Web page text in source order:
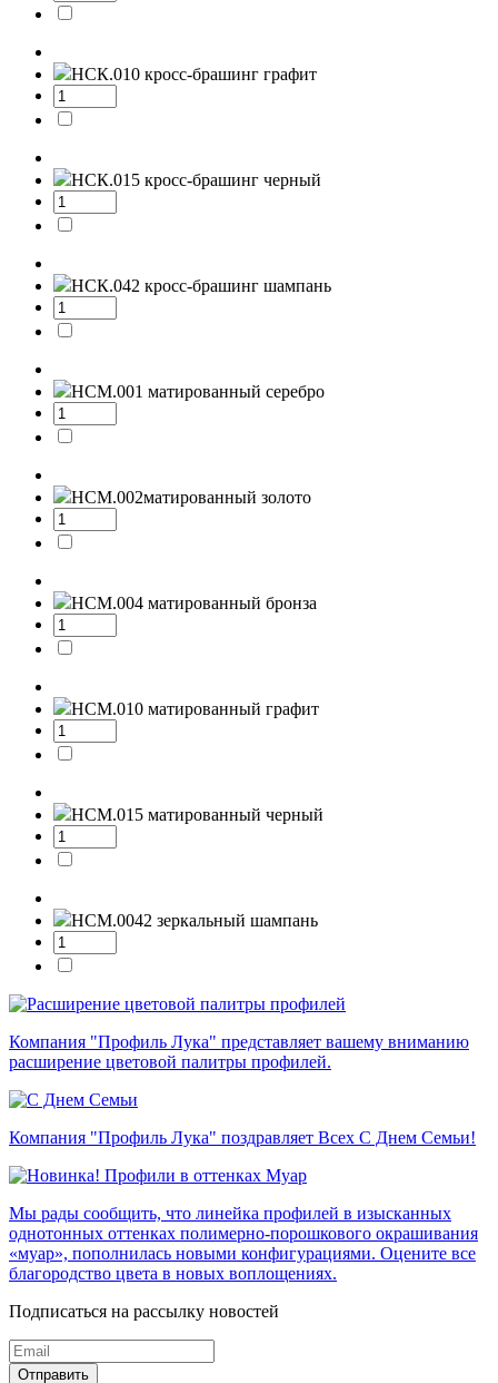
НСК.010 кросс-брашинг графит
НСК.015 кросс-брашинг черный
НСК.042 кросс-брашинг шампань
НСМ.001 матированный серебро
НСМ.002матированный золото
НСМ.004 матированный бронза
НСМ.010 матированный графит
НСМ.015 матированный черный
НСМ.0042 зеркальный шампань
Компания "Профиль Лука" представляет вашему вниманию
расширение цветовой палитры профилей.
Компания "Профиль Лука" поздравляет Всех С Днем Семьи!
Мы рады сообщить, что линейка профилей в изысканных
однотонных оттенках полимерно-порошкового окрашивания
«муар», пополнилась новыми конфигурациями. Оцените все
благородство цвета в новых воплощениях.
Подписаться на рассылку новостей
Отправить